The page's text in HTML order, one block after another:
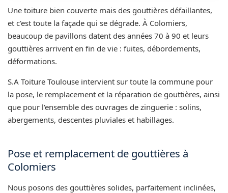
Une toiture bien couverte mais des gouttières défaillantes,
et c'est toute la façade qui se dégrade. À Colomiers,
beaucoup de pavillons datent des années 70 à 90 et leurs
gouttières arrivent en fin de vie : fuites, débordements,
déformations.
S.A Toiture Toulouse intervient sur toute la commune pour
la pose, le remplacement et la réparation de gouttières, ainsi
que pour l'ensemble des ouvrages de zinguerie : solins,
abergements, descentes pluviales et habillages.
Pose et remplacement de gouttières à
Colomiers
Nous posons des gouttières solides, parfaitement inclinées,